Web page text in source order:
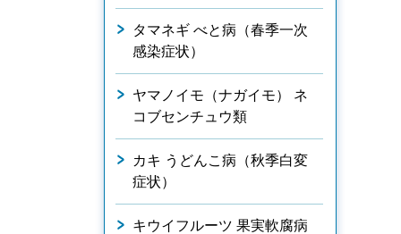
タマネギ べと病（春季一次
感染症状）
ヤマノイモ（ナガイモ） ネ
コブセンチュウ類
カキ うどんこ病（秋季白変
症状）
キウイフルーツ 果実軟腐病